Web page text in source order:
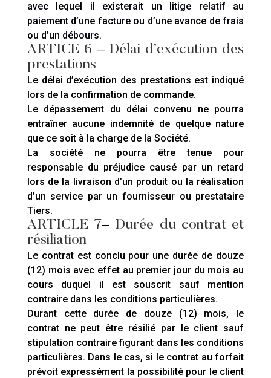
avec lequel il existerait un litige relatif au
paiement d’une facture ou d’une avance de frais
ou d’un débours.
ARTICE 6 – Délai d’exécution des
prestations
Le délai d’exécution des prestations est indiqué
lors de la confirmation de commande.
Le dépassement du délai convenu ne pourra
entraîner aucune indemnité de quelque nature
que ce soit à la charge de la Société.
La société ne pourra être tenue pour
responsable du préjudice causé par un retard
lors de la livraison d’un produit ou la réalisation
d’un service par un fournisseur ou prestataire
Tiers.
ARTICLE 7– Durée du contrat et
résiliation
Le contrat est conclu pour une durée de douze
(12) mois avec effet au premier jour du mois au
cours duquel il est souscrit sauf mention
contraire dans les conditions particulières.
Durant cette durée de douze (12) mois, le
contrat ne peut être résilié par le client sauf
stipulation contraire figurant dans les conditions
particulières. Dans le cas, si le contrat au forfait
prévoit expressément la possibilité pour le client